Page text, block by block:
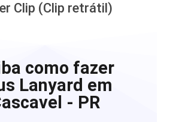
Clip (Clip retrátil)
como fazer
Lanyard em
- PR